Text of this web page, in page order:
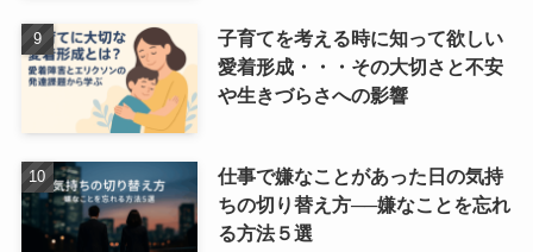
子育てを考える時に知って欲しい
愛着形成・・・その大切さと不安
や生きづらさへの影響
仕事で嫌なことがあった日の気持
ちの切り替え方──嫌なことを忘れ
る方法５選